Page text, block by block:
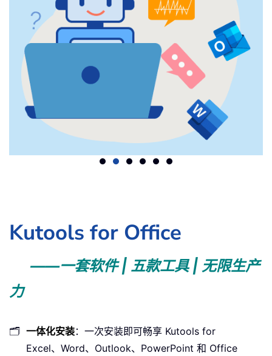
Kutools for Office
——一套软件 | 五款工具 | 无限生产
力
🗂️ 一体化安装：一次安装即可畅享 Kutools for
Excel、Word、Outlook、PowerPoint 和 Office